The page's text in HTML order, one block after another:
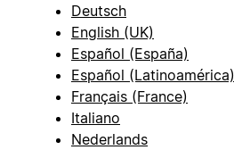
Deutsch
English (UK)
Español (España)
Español (Latinoamérica)
Français (France)
Italiano
Nederlands